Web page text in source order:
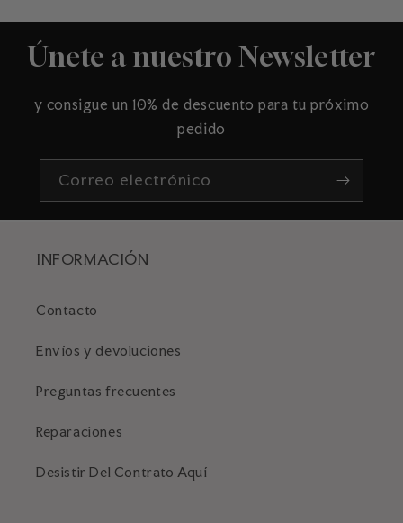
Únete a nuestro Newsletter
y consigue un 10% de descuento para tu próximo
pedido
Correo electrónico
INFORMACIÓN
Contacto
Envíos y devoluciones
Preguntas frecuentes
Reparaciones
Desistir Del Contrato Aquí